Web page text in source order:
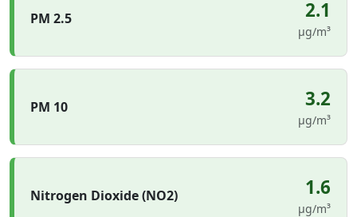
PM 2.5 2.1
µg/m³
PM 10 3.2
µg/m³
Nitrogen Dioxide (NO2) 1.6
µg/m³